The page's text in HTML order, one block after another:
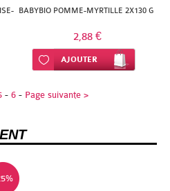
BABYBIO POMME-MYRTILLE 2X130 G
2,88 €
Ajouter à ma liste d’envie
AJOUTER
- 6 - Page suivante >